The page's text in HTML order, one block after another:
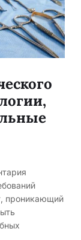
проникающий